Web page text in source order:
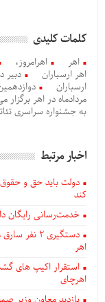
کلمات کلیدی
اهر اهرامروز،
اهر ارسباران
دبیر
ارسباران
مردادماه در اهر برگزار
به جشنواره سراسری
اخبار مرتبط
دولت باید حق و حقوق
کند
خدمت‌رسانی رایگان
دستگيری ۲
اهر
استقرار اکیپ های
اهرچای
بازدید معاون وزیر